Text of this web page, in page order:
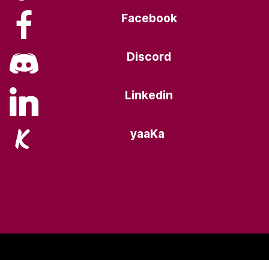
Facebook
Discord
Linkedin
yaaKa